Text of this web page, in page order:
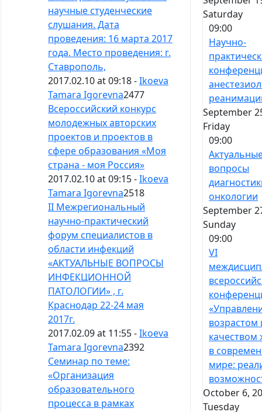
научные студенческие
слушания. Дата
проведения: 16 марта 2017
года. Место проведения: г.
Ставрополь,
2017.02.10 at 09:18 -Ikoeva
Tamara Igorevna2477
Всероссийский конкурс
молодежных авторских
проектов и проектов в
сфере образования «Моя
страна - моя Россия»
2017.02.10 at 09:15 -Ikoeva
Tamara Igorevna2518
II Межрегиональный
научно-практический
форум специалистов в
области инфекций
«АКТУАЛЬНЫЕ ВОПРОСЫ
ИНФЕКЦИОННОЙ
ПАТОЛОГИИ» , г.
Краснодар 22-24 мая
2017г.
2017.02.09 at 11:55 -Ikoeva
Tamara Igorevna2392
Семинар по теме:
«Организация
образовательного
процесса в рамках
Saturday
09:00
Научно-
September
Friday
09:00
вопросы
онкологии
September
Sunday
09:00
VI
возрастом
качеством
в
мире:
October 6,
Tuesday